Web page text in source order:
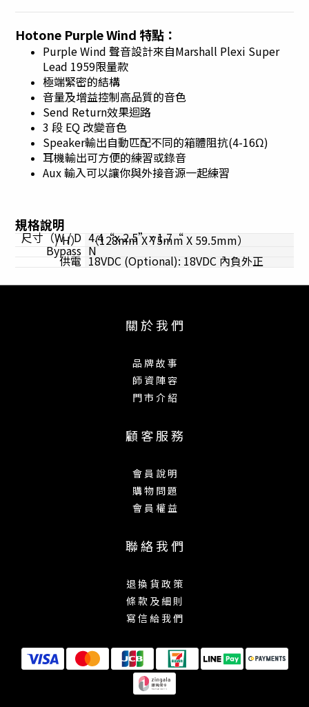
Hotone Purple Wind 特點：
Purple Wind 聲音設計來自Marshall Plexi Super
Lead 1959限量款
極端緊密的結構
音量及增益控制高品質的音色
Send Return效果迴路
3 段 EQ 改變音色
Speaker輸出自動匹配不同的箱體阻抗(4-16Ω)
耳機輸出可方便的練習或錄音
Aux 輸入可以讓你與外接音源一起練習
規格說明
尺寸（W / D
/ H） 4.4“x 2.5”x 1.7“
（128mm X 75mm X 59.5mm）
Bypass N
供電 18VDC (Optional): 18VDC 內負外正
關 於 我 們
品 牌 故 事
師 資 陣 容
門 市 介 紹
顧 客 服 務
會 員 說 明
購 物 問 題
會 員 權 益
聯 絡 我 們
退 換 貨 政 策
條 款 及 細 則
寫 信 給 我 們